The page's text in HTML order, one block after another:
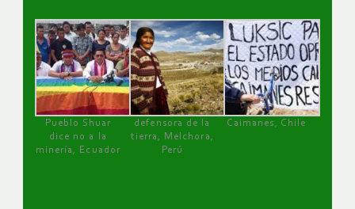
Pueblo Shuar
dice no a la
minería, Ecuador
defensora de la
tierra, Melchora,
Perú
Caimanes, Chile